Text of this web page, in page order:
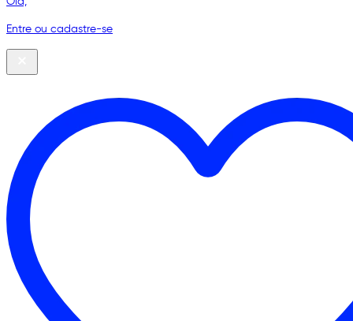
Entre ou cadastre-se